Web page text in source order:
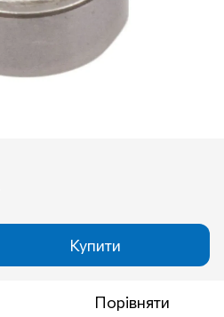
Купити
Порівняти